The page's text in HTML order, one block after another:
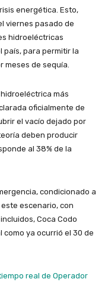
energética. Esto,
viernes pasado de
hidroeléctricas
país, para permitir la
de sequía.
más
oficialmente de
el vacío dejado por
deben producir
al 38% de la
condicionado a
escenario, con
Coca Codo
como ya ocurrió el 30 de
real de Operador